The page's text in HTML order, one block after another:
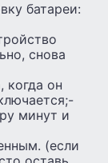
батареи:
снова
он
минут и
(если